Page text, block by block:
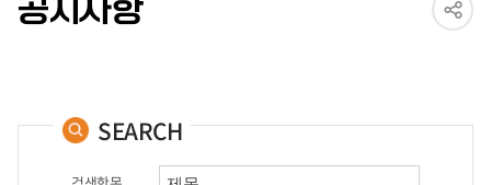
공지사항
SEARCH